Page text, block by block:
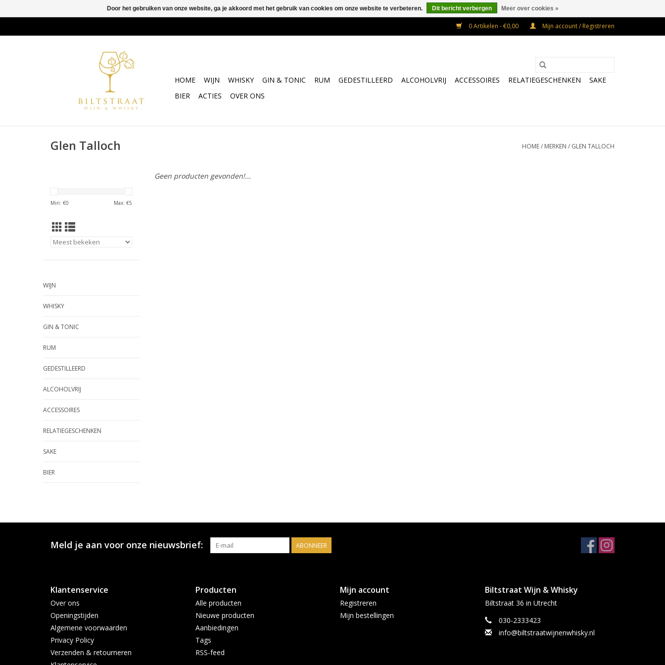
0 Artikelen - €0,00 Mijn account / Registreren
HOME WIJN WHISKY GIN & TONIC RUM GEDESTILLEERD ALCOHOLVRIJ ACCESSOIRES RELATIEGESCHENKEN
SAKE
BIER
ACTIES OVER ONS
Glen Talloch HOME/ MERKEN / GLEN TALLOCH
Min: €0 Max: €5
WIJN
WHISKY
GIN & TONIC
RUM
GEDESTILLEERD
ALCOHOLVRIJ
ACCESSOIRES
RELATIEGESCHENKEN
SAKE
BIER
Geen producten gevonden!...
Meld je aan voor onze nieuwsbrief: ABONNEER
Klantenservice
Over ons
Openingstijden
Algemene voorwaarden
Privacy Policy
Verzenden & retourneren
Producten
Alle producten
Nieuwe producten
Aanbiedingen
Tags
RSS-feed
Mijn account
Registreren
Mijn bestellingen
Biltstraat Wijn & Whisky
Biltstraat 36 in Utrecht
030-2333423
info@biltstraatwijnenwhisky.nl
Door het gebruiken van onze website, ga je akkoord met het gebruik van cookies om onze website te verbeteren. Dit bericht verbergen Meer over cookies »